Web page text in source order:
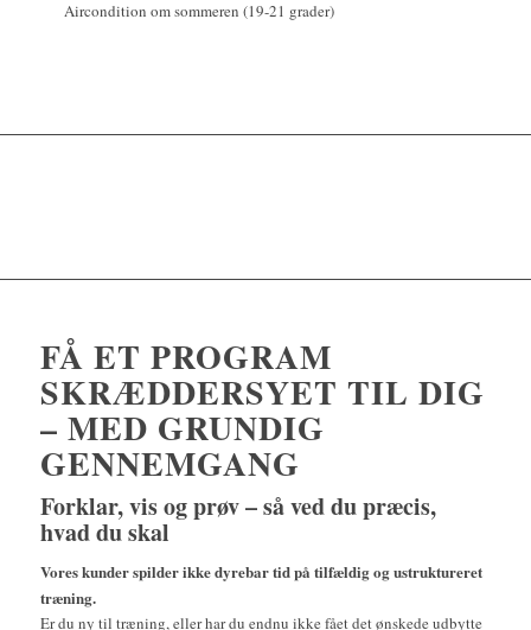
Aircondition om sommeren (19-21 grader)
FÅ ET PROGRAM
SKRÆDDERSYET TIL DIG
– MED GRUNDIG
GENNEMGANG
Forklar, vis og prøv – så ved du præcis,
hvad du skal
Vores kunder spilder ikke dyrebar tid på tilfældig og ustruktureret
træning.
Er du ny til træning, eller har du endnu ikke fået det ønskede udbytte